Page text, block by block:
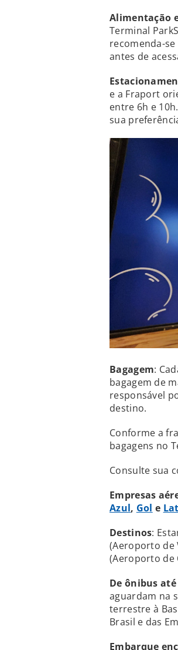
Alimentação
Terminal
recomenda-
antes de
e a Fraport
entre 6h e
sua
Bagagem:
bagagem de
responsável
destino.
Conforme a
bagagens no
Consulte sua
Empresas
Azul, Gol e
Destinos:
(Aeroporto de
(Aeroporto de
De ônibus
aguardam na
terrestre à
Brasil e das
Embarque